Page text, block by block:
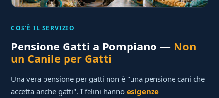
COS'È IL SERVIZIO
Pensione Gatti a Pompiano — Non
un Canile per Gatti
Una vera pensione per gatti non è "una pensione cani che
accetta anche gatti". I felini hannoesigenze